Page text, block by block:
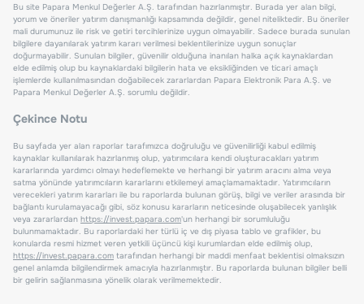
Bu site Papara Menkul Değerler A.Ş. tarafından hazırlanmıştır. Burada yer alan bilgi,
yorum ve öneriler yatırım danışmanlığı kapsamında değildir, genel niteliktedir. Bu öneriler
mali durumunuz ile risk ve getiri tercihlerinize uygun olmayabilir. Sadece burada sunulan
bilgilere dayanılarak yatırım kararı verilmesi beklentilerinize uygun sonuçlar
doğurmayabilir. Sunulan bilgiler, güvenilir olduğuna inanılan halka açık kaynaklardan
elde edilmiş olup bu kaynaklardaki bilgilerin hata ve eksikliğinden ve ticari amaçlı
işlemlerde kullanılmasından doğabilecek zararlardan Papara Elektronik Para A.Ş. ve
Papara Menkul Değerler A.Ş. sorumlu değildir.
Çekince Notu
Bu sayfada yer alan raporlar tarafımızca doğruluğu ve güvenilirliği kabul edilmiş
kaynaklar kullanılarak hazırlanmış olup, yatırımcılara kendi oluşturacakları yatırım
kararlarında yardımcı olmayı hedeflemekte ve herhangi bir yatırım aracını alma veya
satma yönünde yatırımcıların kararlarını etkilemeyi amaçlamamaktadır. Yatırımcıların
verecekleri yatırım kararları ile bu raporlarda bulunan görüş, bilgi ve veriler arasında bir
bağlantı kurulamayacağı gibi, söz konusu kararların neticesinde oluşabilecek yanlışlık
veya zararlardan https://invest.papara.com'un herhangi bir sorumluluğu
bulunmamaktadır. Bu raporlardaki her türlü iç ve dış piyasa tablo ve grafikler, bu
konularda resmi hizmet veren yetkili üçüncü kişi kurumlardan elde edilmiş olup,
https://invest.papara.com tarafından herhangi bir maddi menfaat beklentisi olmaksızın
genel anlamda bilgilendirmek amacıyla hazırlanmıştır. Bu raporlarda bulunan bilgiler belli
bir gelirin sağlanmasına yönelik olarak verilmemektedir.